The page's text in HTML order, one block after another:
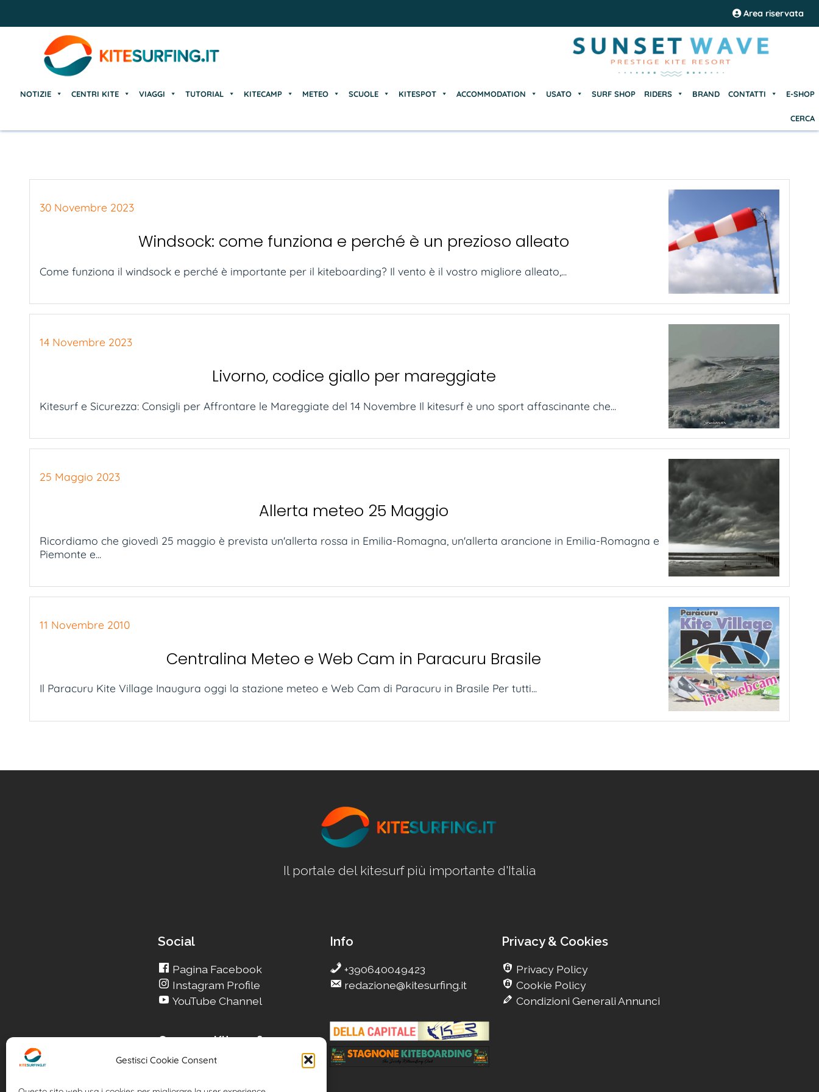
Gestisci Cookie Consent
Area riservata
NOTIZIE CENTRI KITE VIAGGI TUTORIAL KITECAMP METEO SCUOLE KITESPOT ACCOMMODATION USATO SURF SHOP RIDERS BRAND CONTATTI E-SHOP
CERCA
30 Novembre 2023
Windsock: come funziona e perché è un prezioso alleato
Come funziona il windsock e perché è importante per il kiteboarding? Il vento è il vostro migliore alleato,...
14 Novembre 2023
Livorno, codice giallo per mareggiate
Kitesurf e Sicurezza: Consigli per Affrontare le Mareggiate del 14 Novembre Il kitesurf è uno sport affascinante che...
25 Maggio 2023
Allerta meteo 25 Maggio
Ricordiamo che giovedì 25 maggio è prevista un'allerta rossa in Emilia-Romagna, un'allerta arancione in Emilia-Romagna e
Piemonte e...
11 Novembre 2010
Centralina Meteo e Web Cam in Paracuru Brasile
Il Paracuru Kite Village Inaugura oggi la stazione meteo e Web Cam di Paracuru in Brasile Per tutti...
Il portale del kitesurf più importante d'Italia
Social
Pagina Facebook
Instagram Profile
YouTube Channel
Info
+390640049423
redazione@kitesurfing.it
Privacy & Cookies
Privacy Policy
Cookie Policy
Condizioni Generali Annunci
Cerca su Kitesurfing
Cerca un nuovo KiteCamp